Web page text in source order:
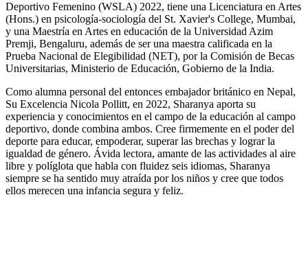
Deportivo Femenino (WSLA) 2022, tiene una Licenciatura en Artes
(Hons.) en psicología-sociología del St. Xavier's College, Mumbai,
y una Maestría en Artes en educación de la Universidad Azim
Premji, Bengaluru, además de ser una maestra calificada en la
Prueba Nacional de Elegibilidad (NET), por la Comisión de Becas
Universitarias, Ministerio de Educación, Gobierno de la India.
Como alumna personal del entonces embajador británico en Nepal,
Su Excelencia Nicola Pollitt, en 2022, Sharanya aporta su
experiencia y conocimientos en el campo de la educación al campo
deportivo, donde combina ambos. Cree firmemente en el poder del
deporte para educar, empoderar, superar las brechas y lograr la
igualdad de género. Ávida lectora, amante de las actividades al aire
libre y políglota que habla con fluidez seis idiomas, Sharanya
siempre se ha sentido muy atraída por los niños y cree que todos
ellos merecen una infancia segura y feliz.